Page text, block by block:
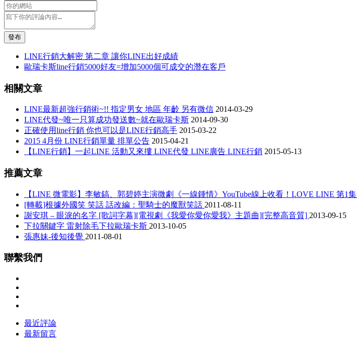
發布
LINE行銷大解密 第二章 讓你LINE出好成績
歐瑞卡斯line行銷5000好友=增加5000個可成交的潛在客戶
相關文章
LINE最新超強行銷術~!! 指定男女 地區 年齡 另有微信 2014-03-29
LINE代發~唯一只算成功發送數~就在歐瑞卡斯 2014-09-30
正確使用line行銷 你也可以是LINE行銷高手 2015-03-22
2015 4月份 LINE行銷單量 排單公告 2015-04-21
【LINE行銷】一起LINE 活動又來摟 LINE代發 LINE廣告 LINE行銷 2015-05-13
推薦文章
【LINE 微電影】李敏鎬、郭碧婷主演微劇《一線鍾情》YouTube線上收看！LOVE LINE 第1集
[轉載]根據外國笑 笑話 話改編：聖騎士的魔獸笑話 2011-08-11
謝安琪 – 眼淚的名字 [歌詞字幕][電視劇《我愛你愛你愛我》主題曲][完整高音質] 2013-09-15
下拉關鍵字 雷射除毛下拉歐瑞卡斯 2013-10-05
張惠妹-後知後覺 2011-08-01
聯繫我們
最近評論
最新留言